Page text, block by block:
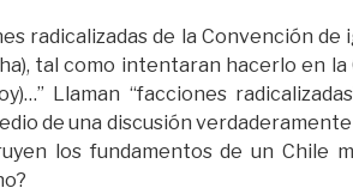
radicalizadas de la Convención de
tal como intentaran hacerlo en la
Llaman “facciones
de una discusión
los fundamentos de un Chile